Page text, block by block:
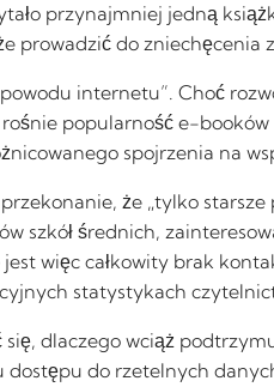
przynajmniej jedną
prowadzić do
internetu”. Choć
popularność e-booków
spojrzenia na
że „tylko
szkół średnich,
więc całkowity brak
statystykach
dlaczego wciąż
dostępu do rzetelnych